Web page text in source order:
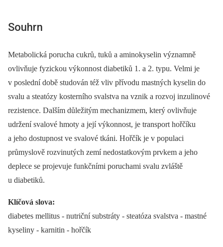
Souhrn
Metabolická porucha cukrů, tuků a aminokyselin významně
ovlivňuje fyzickou výkonnost diabetiků 1. a 2. typu. Velmi je
v poslední době studován též vliv přívodu mastných kyselin do
svalu a steatózy kosterního svalstva na vznik a rozvoj inzulinové
rezistence. Dalším důležitým mechanizmem, který ovlivňuje
udržení svalové hmoty a její výkonnost, je transport hořčíku
a jeho dostupnost ve svalové tkáni. Hořčík je v populaci
průmyslově rozvinutých zemí nedostatkovým prvkem a jeho
deplece se projevuje funkčními poruchami svalu zvláště
u diabetiků.
Klíčová slova:
diabetes mellitus -⁠ nutriční substráty -⁠ steatóza svalstva -⁠ mastné
kyseliny -⁠ karnitin -⁠ hořčík